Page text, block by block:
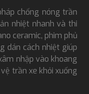
chống nóng trần
nhiệt nhanh và thi
ceramic, phim phủ
dán cách nhiệt giúp
nhập vào khoang
trần xe khỏi xuống